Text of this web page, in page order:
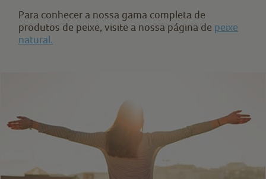
Para conhecer a nossa gama completa de
produtos de peixe, visite a nossa página de peixe
natural.